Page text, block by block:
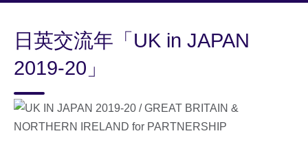
日英交流年「UK in JAPAN
2019-20」